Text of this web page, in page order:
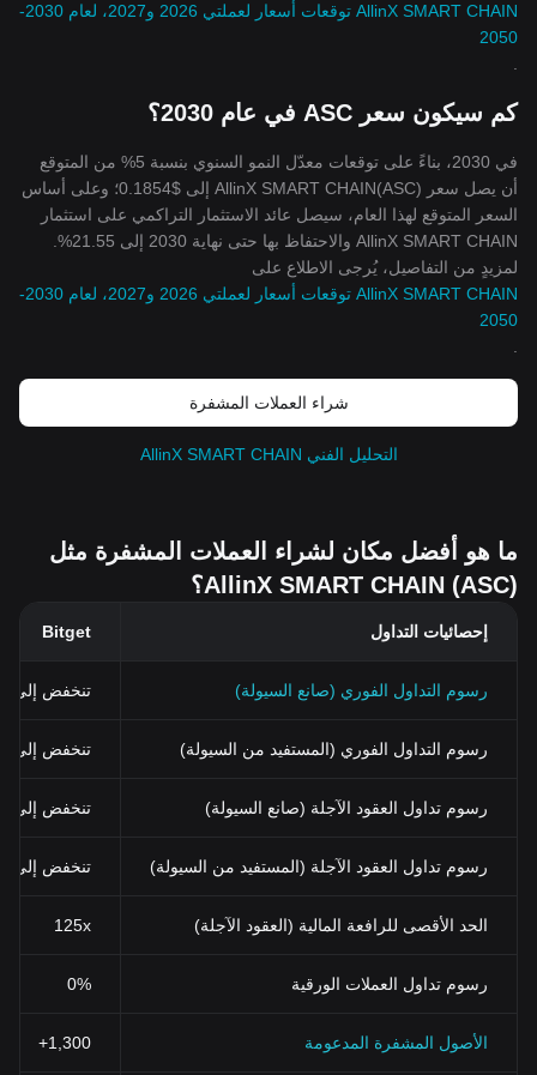
AllinX SMART CHAIN توقعات أسعار لعملتي 2026 و2027، لعام 2030-
2050
كم سيكون سعر ASC في عام 2030؟
في 2030، بناءً على توقعات معدّل النمو السنوي بنسبة 5% من المتوقع
أن يصل سعر AllinX SMART CHAIN(ASC) إلى $0.1854؛ وعلى أساس
السعر المتوقع لهذا العام، سيصل عائد الاستثمار التراكمي على استثمار
AllinX SMART CHAIN والاحتفاظ بها حتى نهاية 2030 إلى 21.55%.
لمزيدٍ من التفاصيل، يُرجى الاطلاع على
AllinX SMART CHAIN توقعات أسعار لعملتي 2026 و2027، لعام 2030-
2050
شراء العملات المشفرة
التحليل الفني AllinX SMART CHAIN
ما هو أفضل مكان لشراء العملات المشفرة مثل
AllinX SMART CHAIN (ASC)؟
إحصائيات التداول Bitget
رسوم التداول الفوري (صانع السيولة) تنخفض إلى 0%
رسوم التداول الفوري (المستفيد من السيولة) تنخفض إلى 0.03% (0.024% باستخدام BGB)
رسوم تداول العقود الآجلة (صانع السيولة) تنخفض إلى 0%
رسوم تداول العقود الآجلة (المستفيد من السيولة) تنخفض إلى 0.02%
الحد الأقصى للرافعة المالية (العقود الآجلة) 125x
رسوم تداول العملات الورقية 0%
الأصول المشفرة المدعومة 1,300+